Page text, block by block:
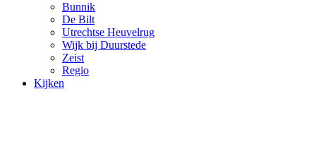
Bunnik
De Bilt
Utrechtse Heuvelrug
Wijk bij Duurstede
Zeist
Regio
Kijken